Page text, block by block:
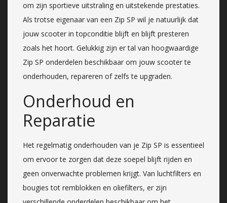
om zijn sportieve uitstraling en uitstekende prestaties.
Als trotse eigenaar van een Zip SP wil je natuurlijk dat
jouw scooter in topconditie blijft en blijft presteren
zoals het hoort. Gelukkig zijn er tal van hoogwaardige
Zip SP onderdelen beschikbaar om jouw scooter te
onderhouden, repareren of zelfs te upgraden.
Onderhoud en
Reparatie
Het regelmatig onderhouden van je Zip SP is essentieel
om ervoor te zorgen dat deze soepel blijft rijden en
geen onverwachte problemen krijgt. Van luchtfilters en
bougies tot remblokken en oliefilters, er zijn